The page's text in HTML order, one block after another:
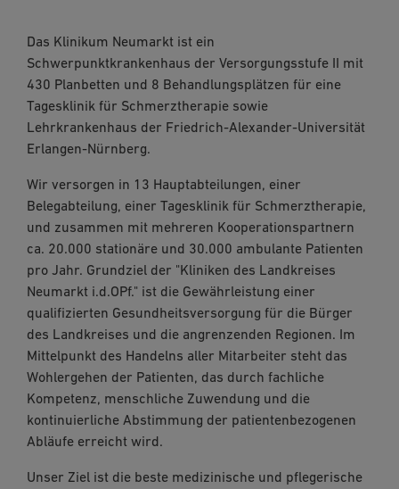
Das Klinikum Neumarkt ist ein
Schwerpunktkrankenhaus der Versorgungsstufe II mit
430 Planbetten und 8 Behandlungsplätzen für eine
Tagesklinik für Schmerztherapie sowie
Lehrkrankenhaus der Friedrich-Alexander-Universität
Erlangen-Nürnberg.
Wir versorgen in 13 Hauptabteilungen, einer
Belegabteilung, einer Tagesklinik für Schmerztherapie,
und zusammen mit mehreren Kooperationspartnern
ca. 20.000 stationäre und 30.000 ambulante Patienten
pro Jahr. Grundziel der "Kliniken des Landkreises
Neumarkt i.d.OPf." ist die Gewährleistung einer
qualifizierten Gesundheitsversorgung für die Bürger
des Landkreises und die angrenzenden Regionen. Im
Mittelpunkt des Handelns aller Mitarbeiter steht das
Wohlergehen der Patienten, das durch fachliche
Kompetenz, menschliche Zuwendung und die
kontinuierliche Abstimmung der patientenbezogenen
Abläufe erreicht wird.
Unser Ziel ist die beste medizinische und pflegerische